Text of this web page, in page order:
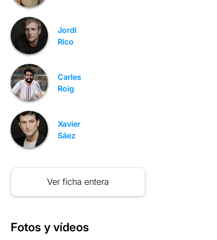
Jordi
Rico
Carles
Roig
Xavier
Sáez
Ver ficha entera
Fotos y vídeos